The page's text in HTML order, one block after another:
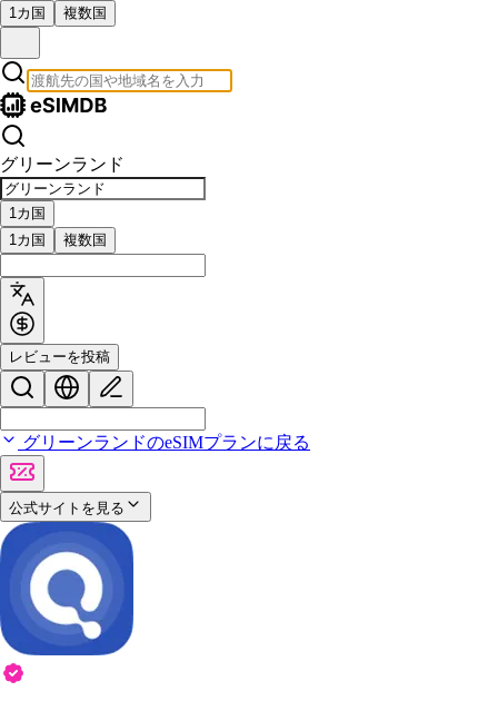
1カ国 複数国
グリーンランド
1カ国
1カ国
複数国
レビューを投稿
グリーンランドのeSIMプランに戻る
公式サイトを見る